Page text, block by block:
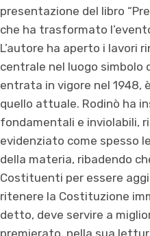
presentazione del libro
che ha trasformato
L’autore ha aperto i lavori
centrale nel luogo simbolo
entrata in vigore nel
quello attuale. Rodinò ha
fondamentali e inviolabili,
evidenziato come spesso
della materia, ribadendo
Costituenti per essere
ritenere la Costituzione
detto, deve servire a
premierato, nella sua